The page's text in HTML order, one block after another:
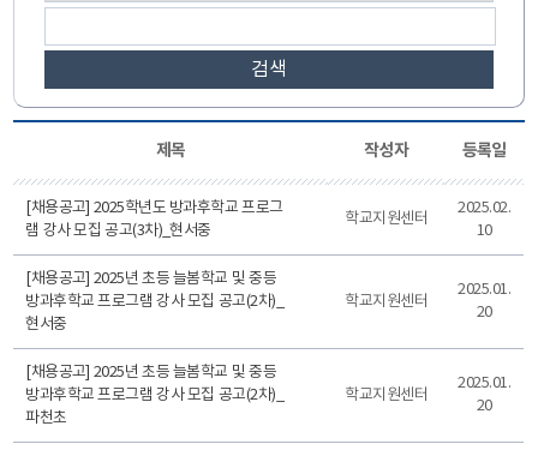
검색
제목 작성자 등록일
[채용공고] 2025학년도 방과후학교 프로그
램 강사 모집 공고(3차)_현서중
학교지원센터
2025.02.
10
[채용공고] 2025년 초등 늘봄학교 및 중등
방과후학교 프로그램 강사 모집 공고(2차)_
현서중
학교지원센터
2025.01.
20
[채용공고] 2025년 초등 늘봄학교 및 중등
방과후학교 프로그램 강사 모집 공고(2차)_
파천초
학교지원센터
2025.01.
20